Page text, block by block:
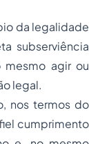
da legalidade
subserviência
agir ou
legal.
nos termos do
cumprimento